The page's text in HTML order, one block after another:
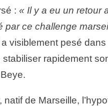
: « Il y a eu un retour
par ce challenge
visiblement pesé
rapidement
natif de Marseille,